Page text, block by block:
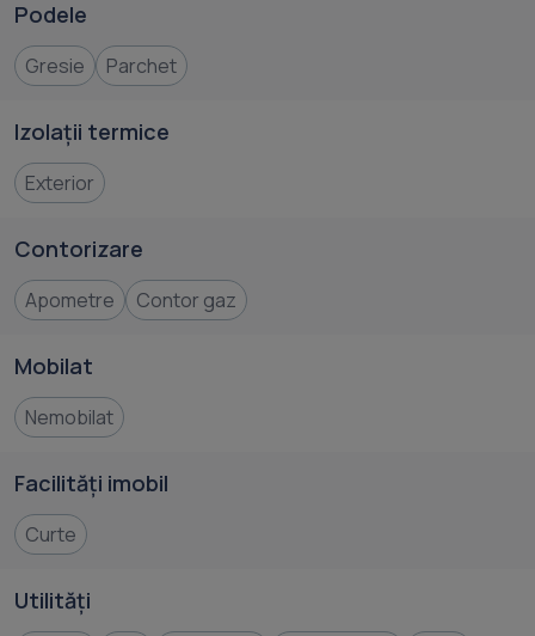
Podele
Gresie Parchet
Izolații termice
Exterior
Contorizare
Apometre Contor gaz
Mobilat
Nemobilat
Facilități imobil
Curte
Utilități